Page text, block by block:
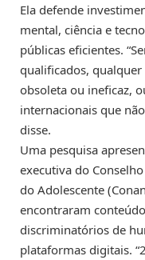
Ela defende
mental, ciência e
públicas eficientes.
qualificados,
obsoleta ou ineficaz,
internacionais que
disse.
Uma pesquisa
executiva do
do Adolescente
encontraram
discriminatórios de
plataformas digitais.